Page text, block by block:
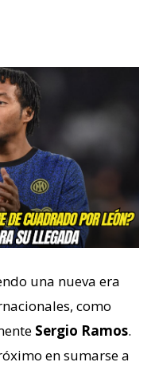
una nueva era
como
Sergio Ramos.
en sumarse a